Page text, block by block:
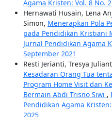
Agama Kristen: Vol. 8 No.
Hernawati Husain, Lena
Simon, Menerapkan Pola
pada Pendidikan Kristiani
Jurnal Pendidikan Agama
September 2021
Resti Jerianti, Tresya
Kesadaran Orang Tua
Program Home Visit dan
Bermain Abdi Trisno Siwi ,
Pendidikan Agama
2025